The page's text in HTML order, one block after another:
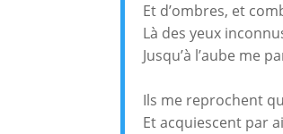
Et d’ombres, et
Là des yeux
Jusqu’à l’aube me
Ils me reprochent
Et acquiescent par